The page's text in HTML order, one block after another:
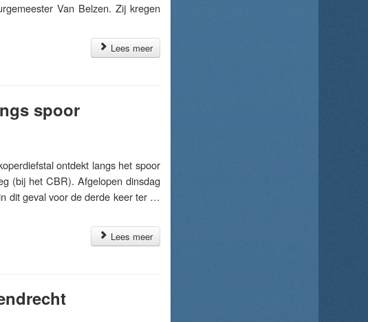
Van Belzen. Zij kregen
Lees meer
spoor
ontdekt langs het spoor
(bij het CBR). Afgelopen dinsdag
dit geval voor de derde keer ter …
Lees meer